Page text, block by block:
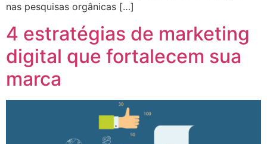
nas pesquisas orgânicas […]
4 estratégias de marketing
digital que fortalecem sua
marca